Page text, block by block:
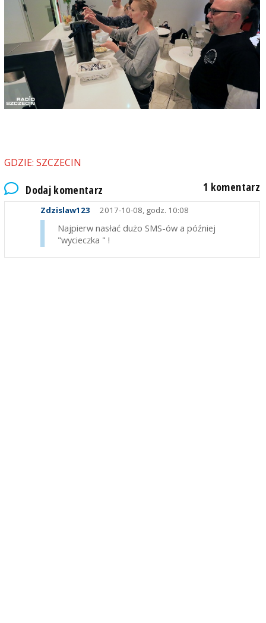
GDZIE: SZCZECIN
Dodaj komentarz 1 komentarz
Zdzislaw123 2017-10-08, godz. 10:08
Najpierw nasłać dużo SMS-ów a później
"wycieczka " !